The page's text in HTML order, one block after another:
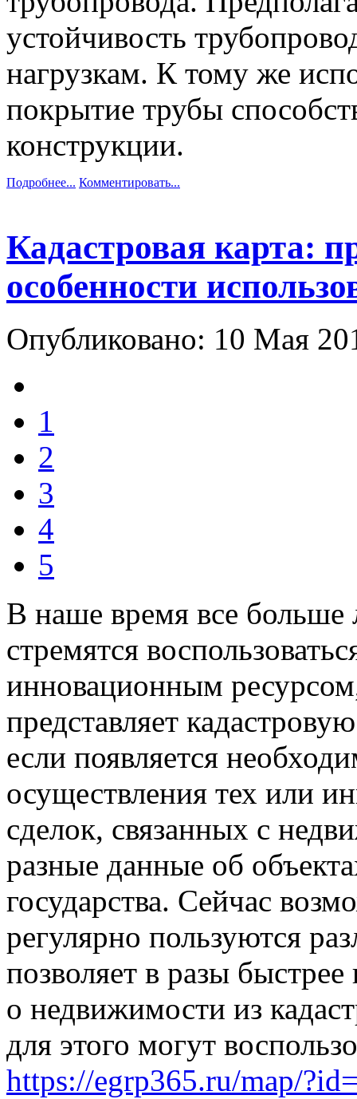
устойчивость
нагрузкам. К тому же
покрытие трубы
конструкции.
Подробнее... Комментировать...
Кадастровая карта:
особенности
Опубликовано: 10 Мая
1
2
3
4
5
В наше время все больше
стремятся
инновационным
представляет
если появляется
осуществления тех или
сделок, связанных с
разные данные об
государства. Сейчас
регулярно пользуются
позволяет в разы
о недвижимости из
для этого могут
https://egrp365.ru/map/